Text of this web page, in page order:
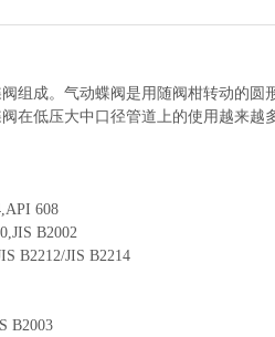
组成。气动蝶阀是用随阀柑转动的
在低压大中口径管道上的使用越来
608
B2002
B2212/JIS B2214
B2003